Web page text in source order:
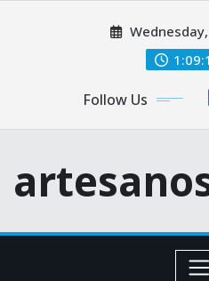
Follow Us